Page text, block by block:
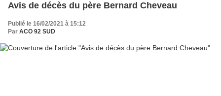
Avis de décès du père Bernard Cheveau
Publié le 16/02/2021 à 15:12
Par ACO 92 SUD